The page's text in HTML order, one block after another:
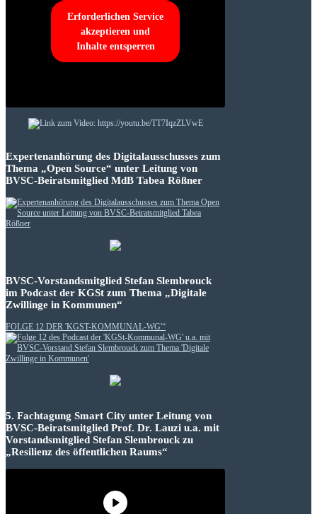
Erforderlichen Service
akzeptieren und
Inhalte entsperren
Expertenanhörung des Digitalausschusses zum
Thema „Open Source“ unter Leitung von
BVSC-Beiratsmitglied MdB Tabea Rößner
BVSC-Vorstandsmitglied Stefan Slembrouck
im Podcast der KGSt zum Thema „Digitale
Zwillinge in Kommunen“
FOLGE 12 DER 'KGST-KOMMUNAL-WG'“
5. Fachtagung Smart City unter Leitung von
BVSC-Beiratsmitglied Prof. Dr. Lauzi u.a. mit
Vorstandsmitglied Stefan Slembrouck zu
„Resilienz des öffentlichen Raums“